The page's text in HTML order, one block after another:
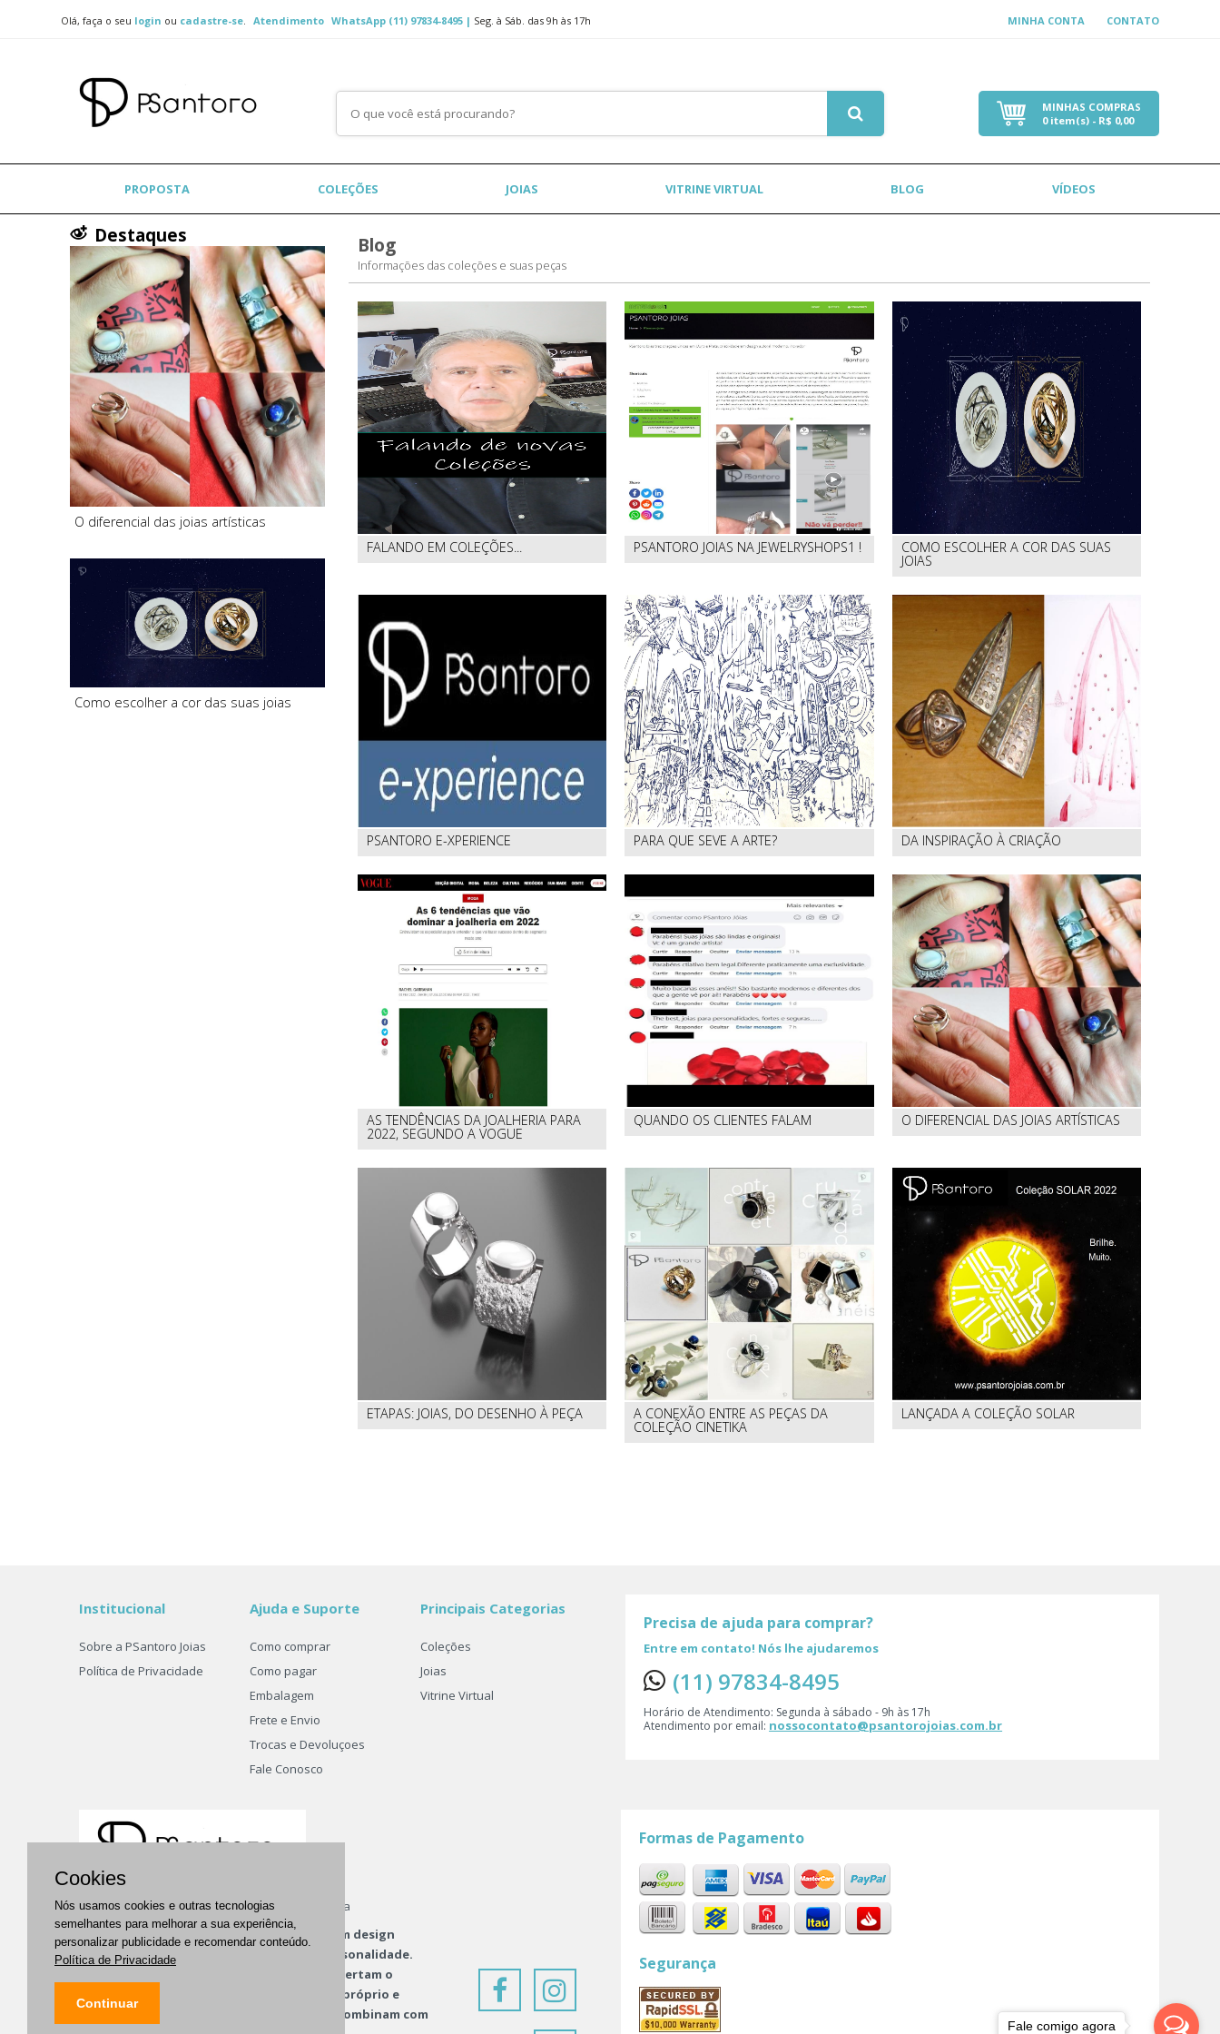
Olá, faça o seu login ou cadastre-se. Atendimento WhatsApp (11) 97834-8495 | Seg. à Sáb. das 9h às 17h MINHA CONTA CONTATO
MINHAS COMPRAS
0item(s) - R$ 0,00
PROPOSTA COLEÇÕES JOIAS VITRINE VIRTUAL BLOG VÍDEOS
Destaques
O diferencial das joias artísticas
Como escolher a cor das suas joias
Blog
Informações das coleções e suas peças
FALANDO EM COLEÇÕES... PSANTORO JOIAS NA JEWELRYSHOPS1 ! COMO ESCOLHER A COR DAS SUAS
JOIAS
PSANTORO E-XPERIENCE PARA QUE SEVE A ARTE? DA INSPIRAÇÃO À CRIAÇÃO
AS TENDÊNCIAS DA JOALHERIA PARA
2022, SEGUNDO A VOGUE
QUANDO OS CLIENTES FALAM O DIFERENCIAL DAS JOIAS ARTÍSTICAS
ETAPAS: JOIAS, DO DESENHO À PEÇA A CONEXÃO ENTRE AS PEÇAS DA
COLEÇÃO CINETIKA
LANÇADA A COLEÇÃO SOLAR
Institucional
Sobre a PSantoro Joias
Política de Privacidade
Ajuda e Suporte
Como comprar
Como pagar
Embalagem
Frete e Envio
Trocas e Devoluçoes
Fale Conosco
Principais Categorias
Coleções
Joias
Vitrine Virtual
Precisa de ajuda para comprar?
Entre em contato! Nós lhe ajudaremos
(11) 97834-8495
Horário de Atendimento: Segunda à sábado - 9h às 17h
Atendimento por email: nossocontato@psantorojoias.com.br
PSantoro Joias | Joias exclusivas em ouro e prata
A PSantoro Joias propõe oferecer peças com design
criativo e diferenciado, com conceito e personalidade.
Criamos joias atrativas e originais que despertam o
prazer em vestir, combinando com o estilo próprio e
jeito pessoal único de ser de cada cliente: combinam com
Formas de Pagamento
Segurança
Cookies
Nós usamos cookies e outras tecnologias
semelhantes para melhorar a sua experiência,
personalizar publicidade e recomendar conteúdo.
Política de Privacidade
Continuar
Fale comigo agora